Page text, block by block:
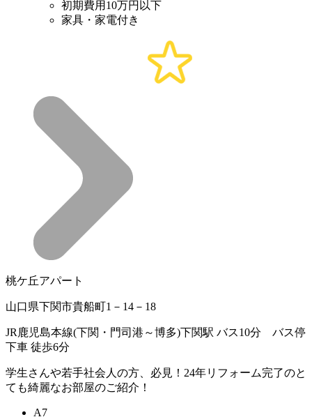
初期費用10万円以下
家具・家電付き
桃ケ丘アパート
山口県下関市貴船町1－14－18
JR鹿児島本線(下関・門司港～博多)下関駅 バス10分 バス停
下車 徒歩6分
学生さんや若手社会人の方、必見！24年リフォーム完了のと
ても綺麗なお部屋のご紹介！
A7